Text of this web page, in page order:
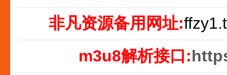
非凡资源备用网址:
m3u8解析接口: